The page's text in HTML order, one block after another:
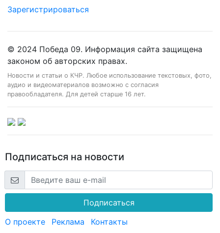
Зарегистрироваться
© 2024 Победа 09. Информация сайта защищена
законом об авторских правах.
Новости и статьи о КЧР. Любое использование текстовых, фото,
аудио и видеоматериалов возможно с согласия
правообладателя. Для детей старше 16 лет.
Подписаться на новости
Подписаться
О проекте
Реклама Контакты